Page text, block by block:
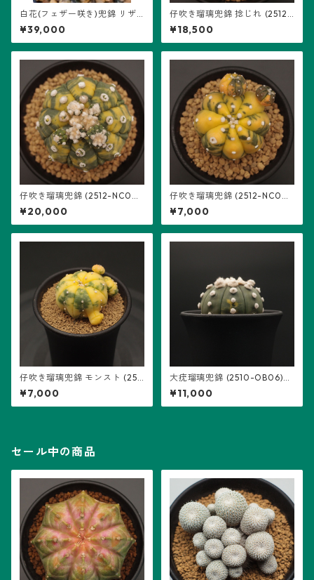
白花(フェザー咲き)兜錦 リザ
ード・スキン (2502-W01)：
アストロフィツム属 ※実生 ※
2026/4/13 再撮影
¥39,000
仔吹き瑠璃兜錦 捻じれ (2512-
NC04)：アストロフィツム属
※実生
¥18,500
仔吹き瑠璃兜錦 (2512-NC0
5)：アストロフィツム属 ※実
生
¥20,000
仔吹き瑠璃兜錦 (2512-NC0
2)：アストロフィツム属 ※実
生
¥7,000
仔吹き瑠璃兜錦 モンスト (251
2-NC01)：アストロフィツム
属 ※実生
¥7,000
大疣瑠璃兜錦 (2510-OB06)：
アストロフィツム属 ※実生
¥11,000
セール中の商品